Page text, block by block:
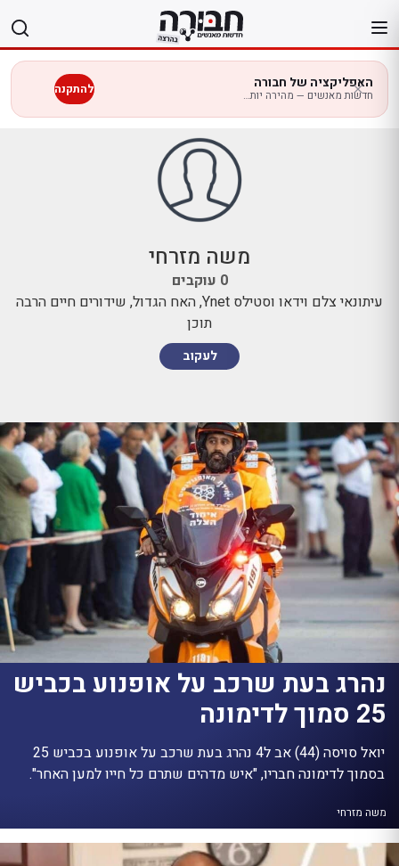
לתוכן
האפליקציה של חבורה
חדשות מאנשים — מהירה יותר בנייד להתקנה
נהרג בעת שרכב על אופנוע בכביש
25 סמוך לדימונה
יואל סויסה (44) אב ל4 נהרג בעת שרכב על אופנוע בכביש 25
בסמוך לדימונה חבריו, "איש מדהים שתרם כל חייו למען האחר".
משה מזרחי
משה מזרחי
0 עוקבים
עיתונאי צלם וידאו וסטילס Ynet, האח הגדול, שידורים חיים הרבה
תוכן
לעקוב